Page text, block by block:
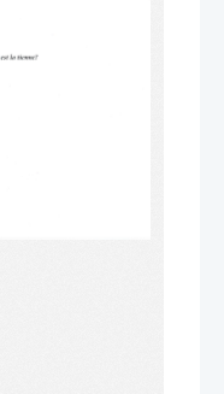
est la tieflncT